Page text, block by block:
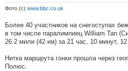
Фото (с) www.bbc.co.uk
Более 40 участников на снегоступах
в том числе паралимпиец William Tan
26.2 мили (42 км) за 21 час, 10 минут, 12
Нитка маршрута гонки прошла через
Полюс.